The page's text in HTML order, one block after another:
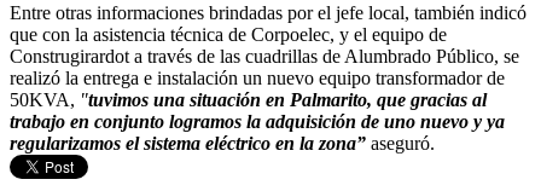
Entre otras informaciones brindadas por el jefe local, también indicó
que con la asistencia técnica de Corpoelec, y el equipo de
Construgirardot a través de las cuadrillas de Alumbrado Público, se
realizó la entrega e instalación un nuevo equipo transformador de
50KVA, "tuvimos una situación en Palmarito, que gracias al
trabajo en conjunto logramos la adquisición de uno nuevo y ya
regularizamos el sistema eléctrico en la zona” aseguró.